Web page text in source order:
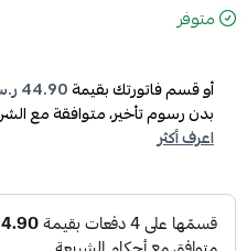
متوفر
أو قسم فاتورتك بقيمة44.90 ر.س
بدون رسوم تأخير، متوافقة مع
اعرف أكثر